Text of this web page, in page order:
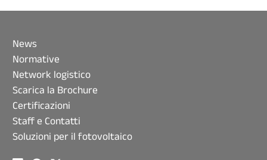
News
Normative
Network logistico
Scarica la Brochure
Certificazioni
Staff e Contatti
Soluzioni per il fotovoltaico